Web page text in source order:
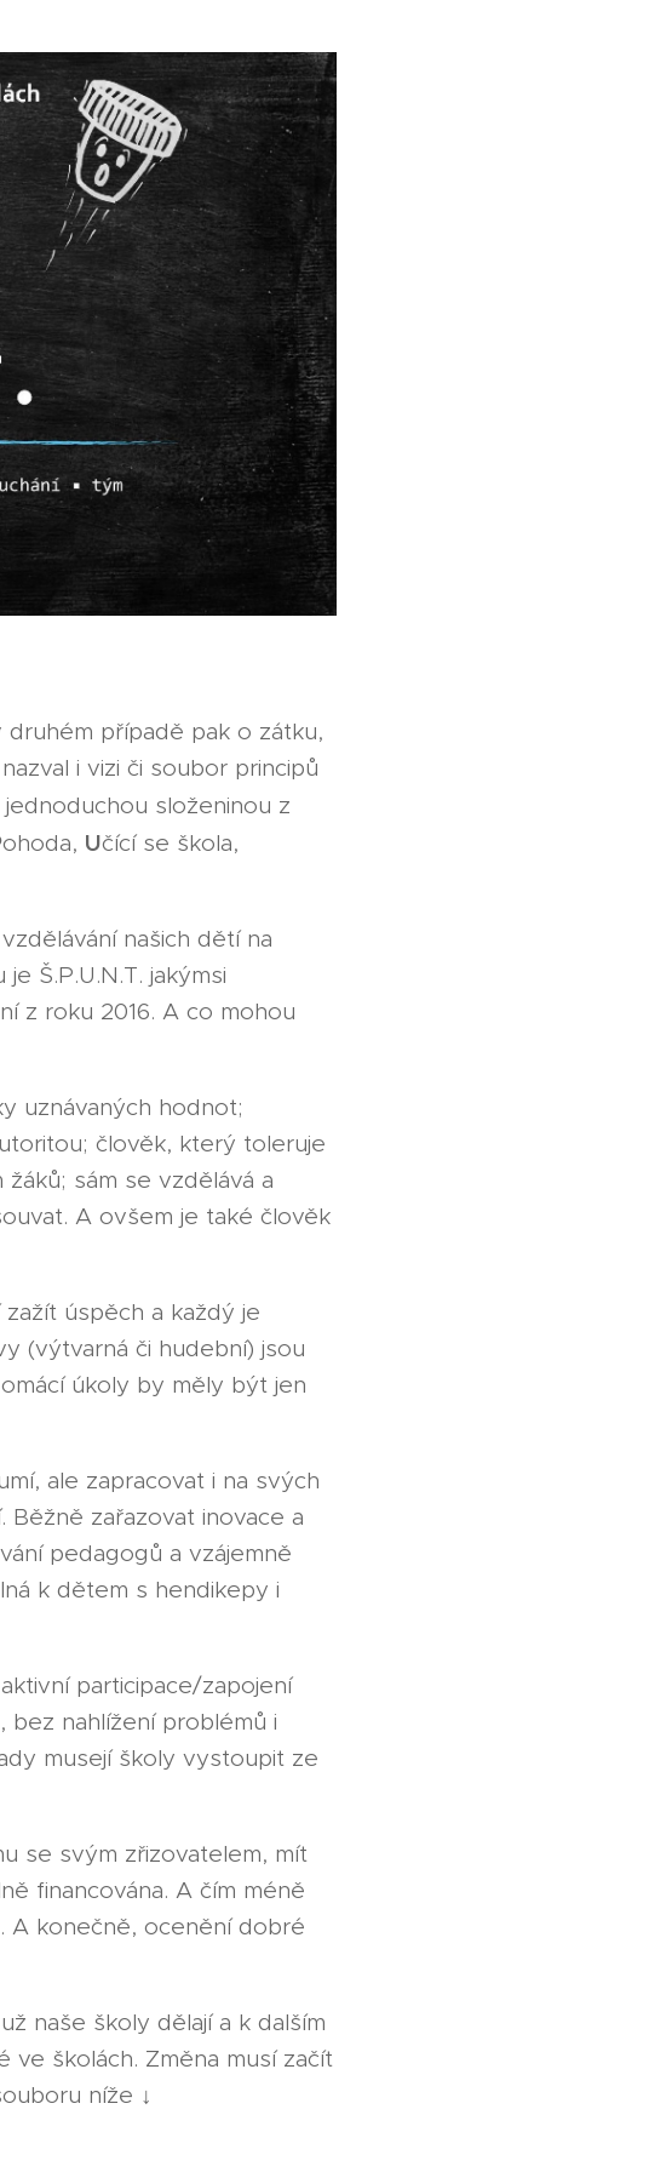
případě pak o zátku,
i vizi či soubor principů
jednoduchou složeninou z
ohoda, Učící se škola,
našich dětí na
Š.P.U.N.T. jakýmsi
z roku 2016. A co mohou
uznávaných hodnot;
člověk, který toleruje
sám se vzdělává a
A ovšem je také člověk
úspěch a každý je
(výtvarná či hudební) jsou
úkoly by měly být jen
ale zapracovat i na svých
zařazovat inovace a
pedagogů a vzájemně
k dětem s hendikepy i
participace/zapojení
nahlížení problémů i
musejí školy vystoupit ze
se svým zřizovatelem, mít
financována. A čím méně
A konečně, ocenění dobré
naše školy dělají a k dalším
školách. Změna musí začít
níže ↓